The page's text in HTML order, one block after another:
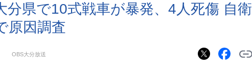
分県で10式戦車が暴発、4人死傷 自衛
原因調査
OBS大分放送